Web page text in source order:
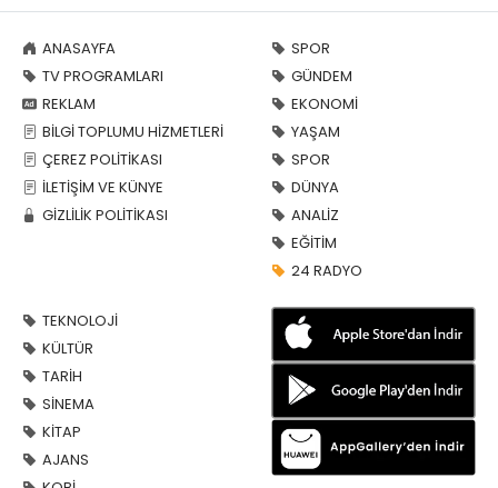
ANASAYFA
TV PROGRAMLARI
REKLAM
BİLGİ TOPLUMU HİZMETLERİ
ÇEREZ POLİTİKASI
İLETİŞİM VE KÜNYE
GİZLİLİK POLİTİKASI
SPOR
GÜNDEM
EKONOMİ
YAŞAM
SPOR
DÜNYA
ANALİZ
EĞİTİM
24 RADYO
TEKNOLOJİ
KÜLTÜR
TARİH
SİNEMA
KİTAP
AJANS